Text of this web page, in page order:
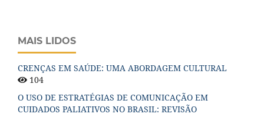
MAIS LIDOS
CRENÇAS EM SAÚDE: UMA ABORDAGEM CULTURAL
104
O USO DE ESTRATÉGIAS DE COMUNICAÇÃO EM
CUIDADOS PALIATIVOS NO BRASIL: REVISÃO